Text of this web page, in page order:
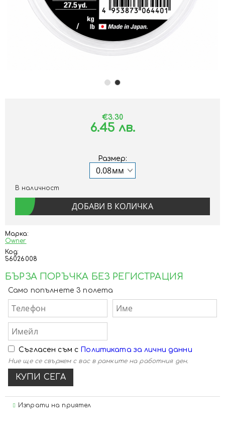
Марка:
Owner
Код:
56026008
БЪРЗА ПОРЪЧКА БЕЗ РЕГИСТРАЦИЯ
Само попълнете 3 полета
Съгласен съм с Политиката за лични данни
Ние ще се свържем с вас в рамките на работния ден.
Изпрати на приятел
€3.30
6.45 лв.
Размер:
В наличност